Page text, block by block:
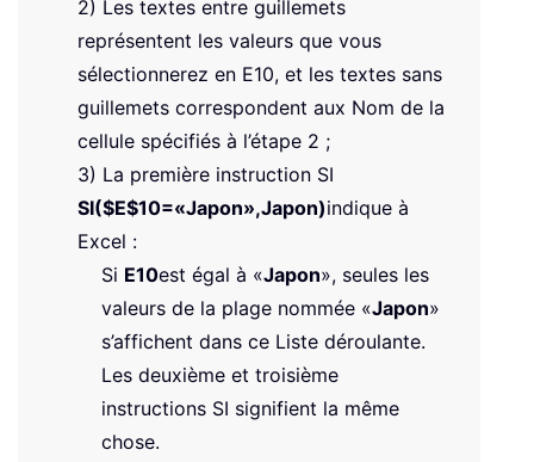
2) Les textes entre guillemets
représentent les valeurs que vous
sélectionnerez en E10, et les textes sans
guillemets correspondent aux Nom de la
cellule spécifiés à l’étape 2 ;
3) La première instruction SI
SI($E$10=«Japon»,Japon)indique à
Excel :
Si E10est égal à «Japon», seules les
valeurs de la plage nommée «Japon»
s’affichent dans ce Liste déroulante.
Les deuxième et troisième
instructions SI signifient la même
chose.